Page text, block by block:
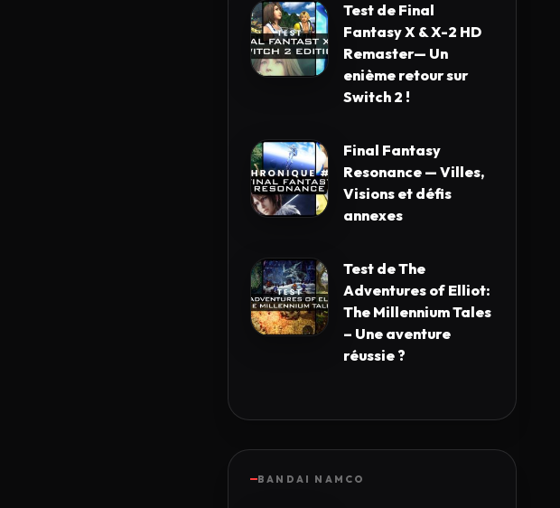
Test de Final
Fantasy X & X-2 HD
Remaster— Un
enième retour sur
Switch 2 !
Final Fantasy
Resonance — Villes,
Visions et défis
annexes
Test de The
Adventures of Elliot:
The Millennium Tales
– Une aventure
réussie ?
BANDAI NAMCO